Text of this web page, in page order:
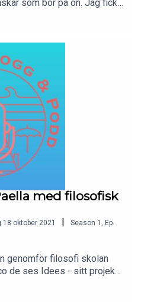
som bor på ön. Jag fick
kyrkoherede Carin Saracco
ochfick dricka svenskt
med filosofisk
18 oktober 2021 | Season 1
Ep.
genomför filosofi skolan
de ses Idees - sitt projekt
Carmen och Toni
söndag i välgörenhetens